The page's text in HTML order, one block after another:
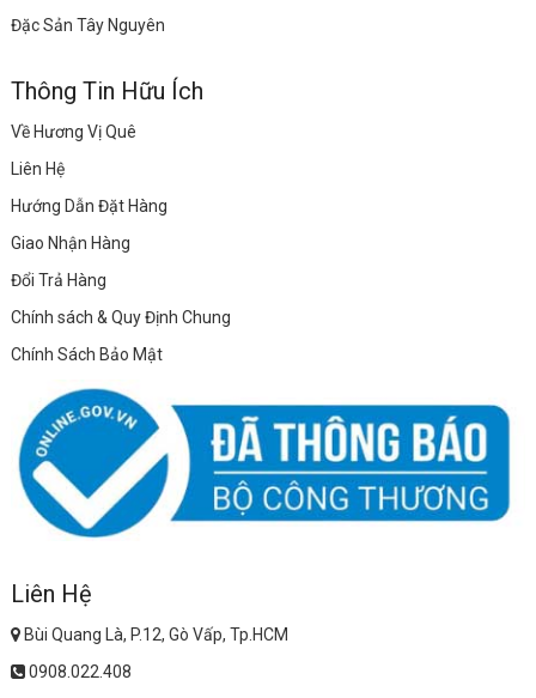
Đặc Sản Tây Nguyên
Thông Tin Hữu Ích
Về Hương Vị Quê
Liên Hệ
Hướng Dẫn Đặt Hàng
Giao Nhận Hàng
Đổi Trả Hàng
Chính sách & Quy Định Chung
Chính Sách Bảo Mật
Liên Hệ
Bùi Quang Là, P.12, Gò Vấp, Tp.HCM
0908.022.408